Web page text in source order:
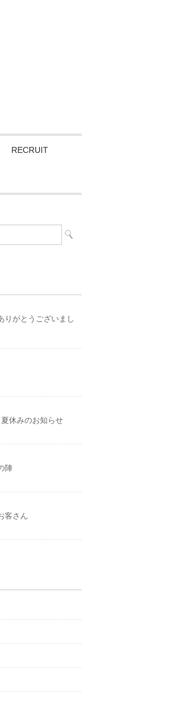
RECRUIT
りがとうございまし
休みのお知らせ
陣
客さん